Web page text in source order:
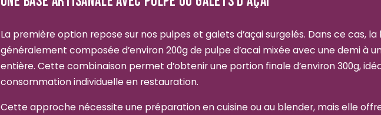
La première option repose sur nos pulpes et galets d’açai surgelés. Dans ce cas, la
généralement composée d’environ 200g de pulpe d’acai mixée avec une demi à
entière. Cette combinaison permet d’obtenir une portion finale d’environ 300g,
consommation individuelle en restauration.
Cette approche nécessite une préparation en cuisine ou au blender, mais elle